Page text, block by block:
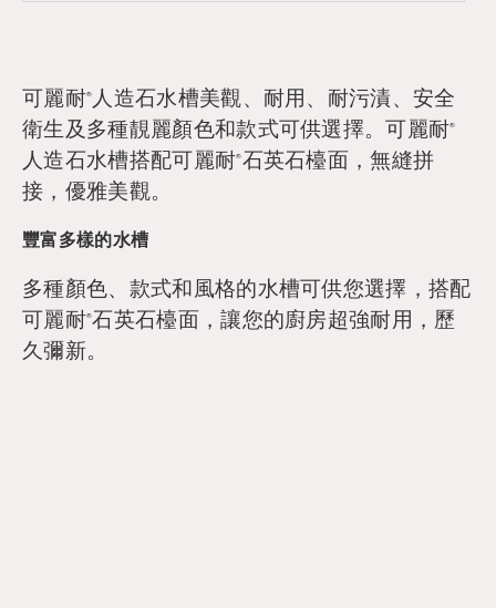
可麗耐® 人造石水槽美觀、耐用、耐污漬、安全
衛生及多種靚麗顏色和款式可供選擇。可麗耐®
人造石水槽搭配可麗耐®石英石檯面，無縫拼
接，優雅美觀。
豐富多樣的水槽
多種顏色、款式和風格的水槽可供您選擇，搭配
可麗耐®石英石檯面，讓您的廚房超強耐用，歷
久彌新。